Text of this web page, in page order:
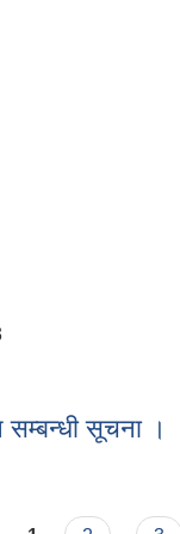
सूचना ।